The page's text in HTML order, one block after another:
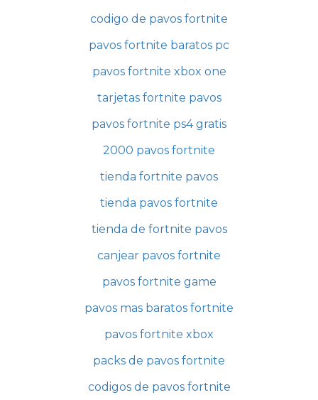
codigo de pavos fortnite
pavos fortnite baratos pc
pavos fortnite xbox one
tarjetas fortnite pavos
pavos fortnite ps4 gratis
2000 pavos fortnite
tienda fortnite pavos
tienda pavos fortnite
tienda de fortnite pavos
canjear pavos fortnite
pavos fortnite game
pavos mas baratos fortnite
pavos fortnite xbox
packs de pavos fortnite
codigos de pavos fortnite